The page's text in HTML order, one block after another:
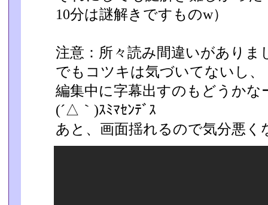
10分は謎解きですものw）
注意：所々読み間違いがありま
でもコツキは気づいてないし、
編集中に字幕出すのもどうかな
(´△｀)ｽﾐﾏｾﾝﾃﾞｽ
あと、画面揺れるので気分悪